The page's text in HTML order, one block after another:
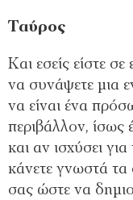
Ταύρος
Και εσείς είστε
να συνάψετε μια
να είναι ένα
περιβάλλον, ίσως
και αν ισχύσει
κάνετε γνωστά
σας ώστε να